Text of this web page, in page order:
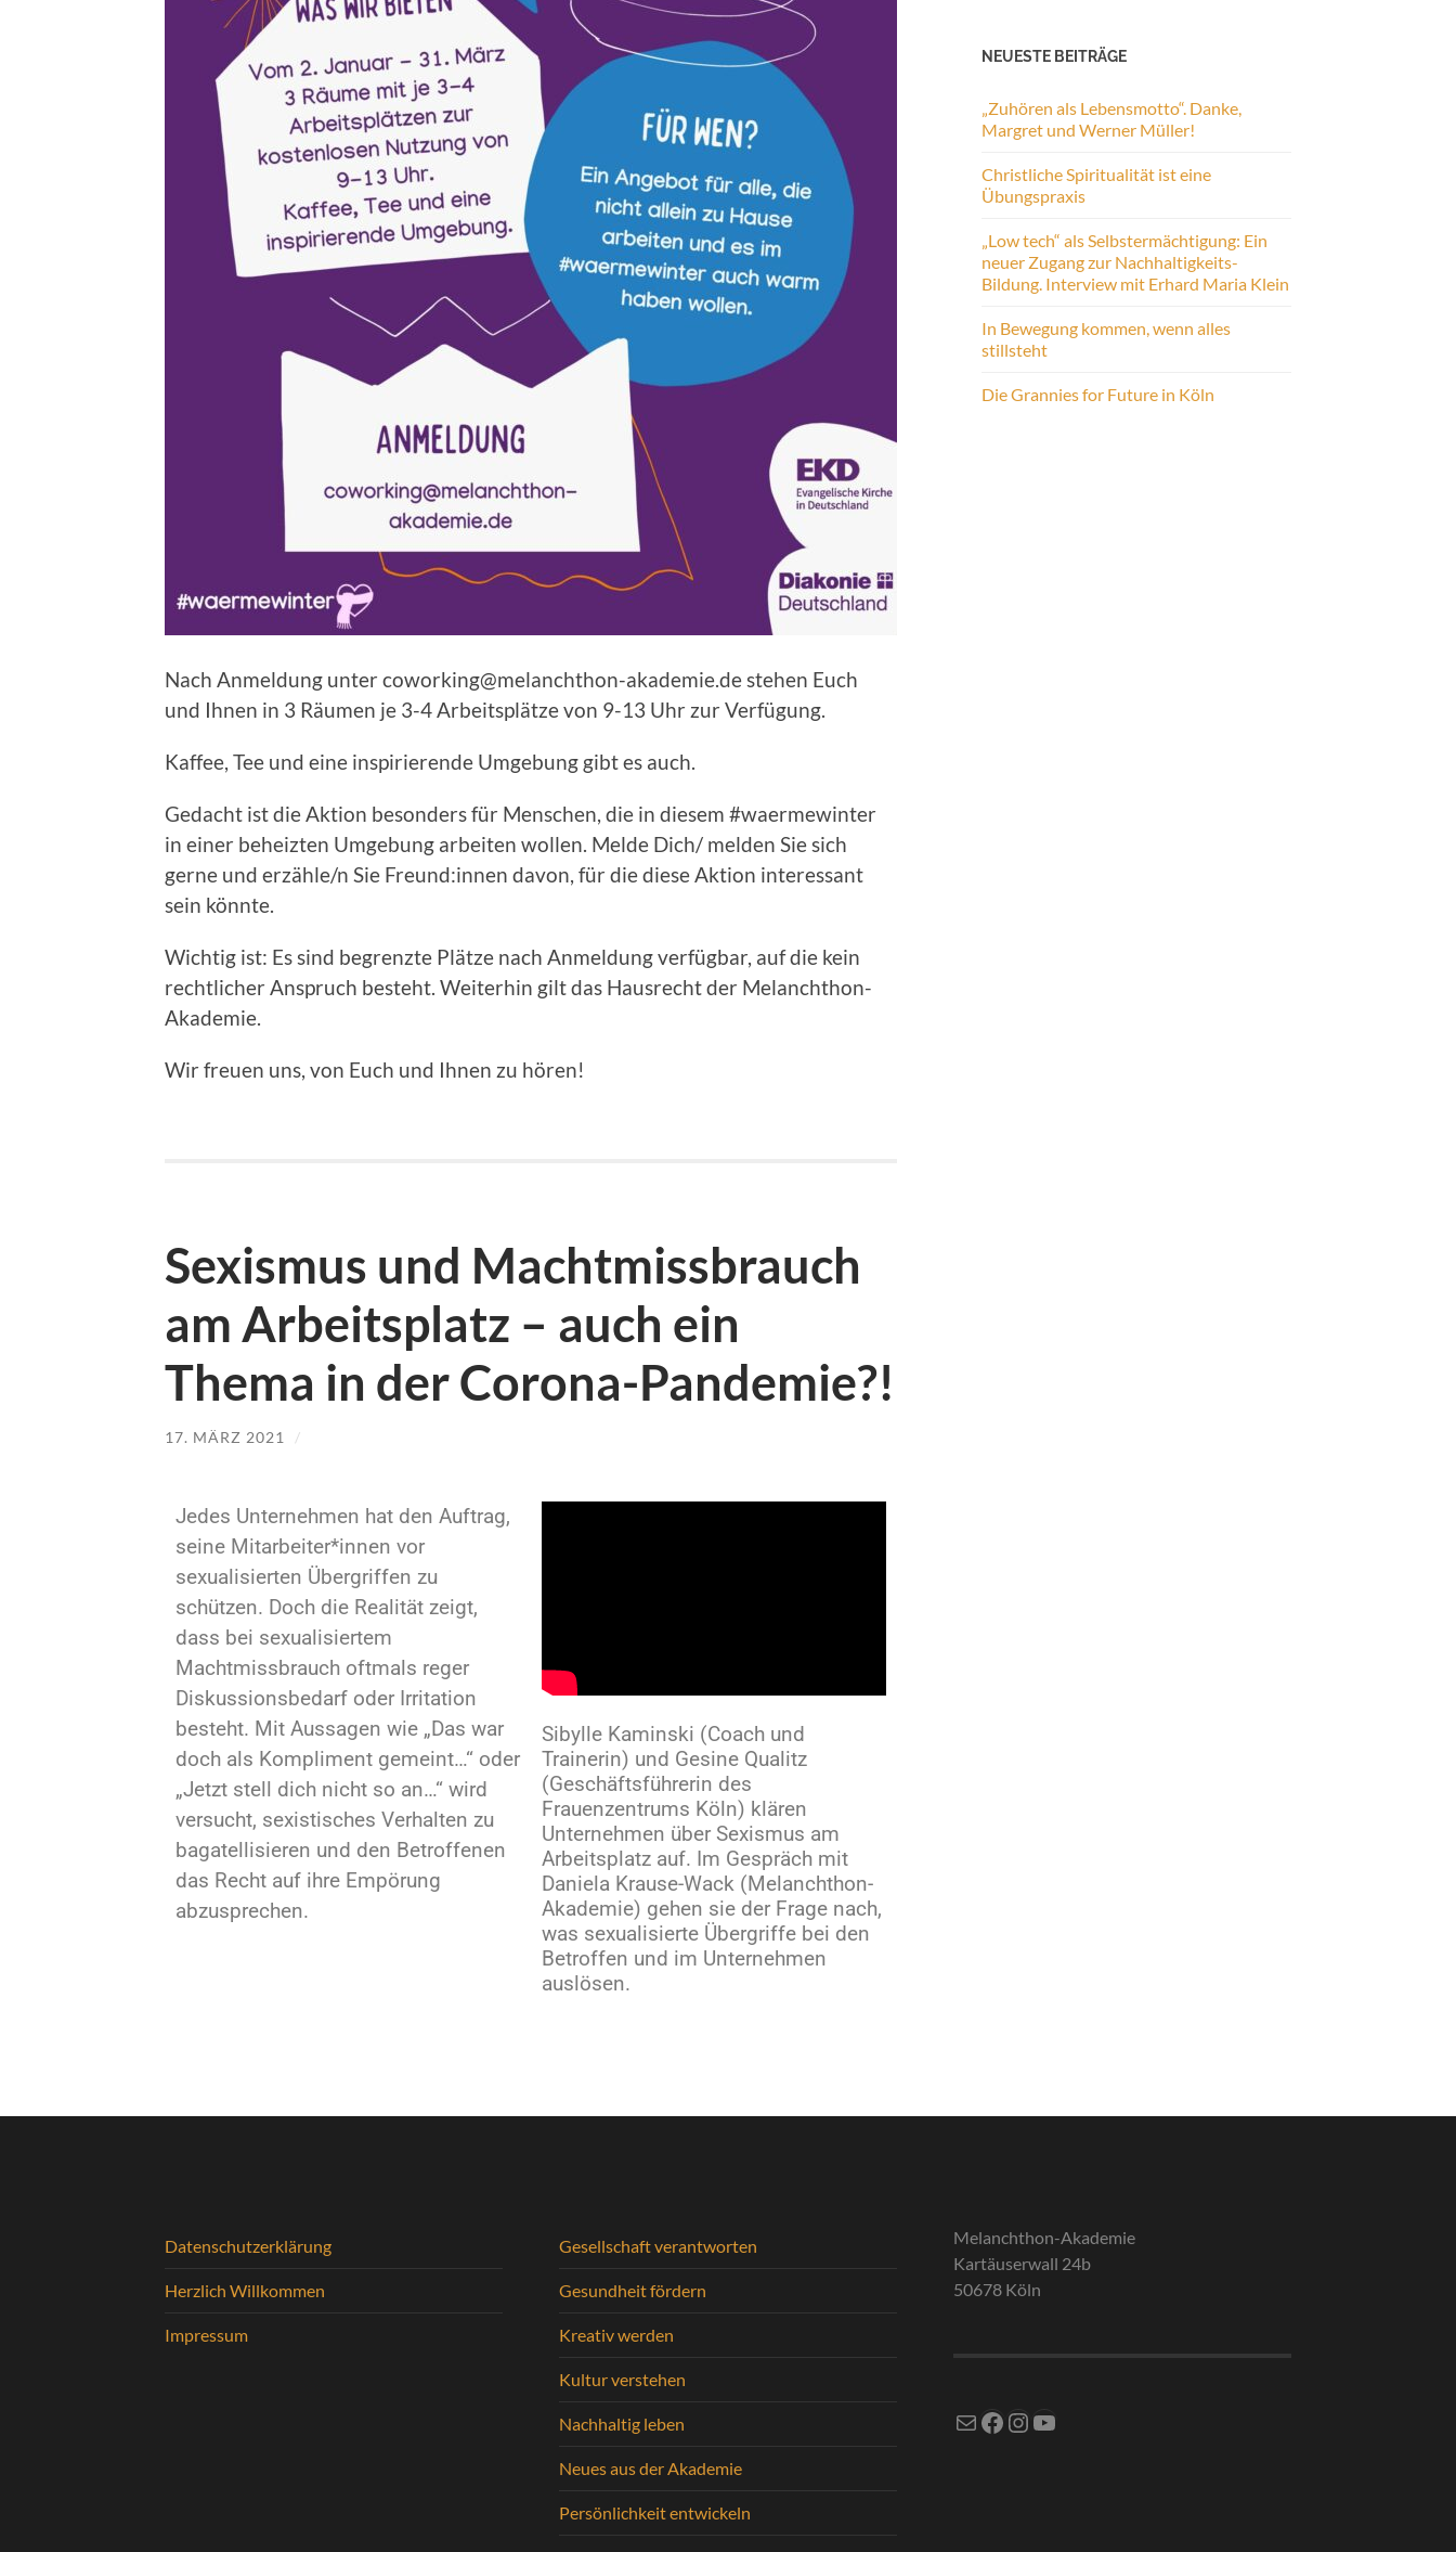
Nach Anmeldung unter coworking@melanchthon-akademie.de stehen Euch
und Ihnen in 3 Räumen je 3-4 Arbeitsplätze von 9-13 Uhr zur Verfügung.
Kaffee, Tee und eine inspirierende Umgebung gibt es auch.
Gedacht ist die Aktion besonders für Menschen, die in diesem #waermewinter
in einer beheizten Umgebung arbeiten wollen. Melde Dich/ melden Sie sich
gerne und erzähle/n Sie Freund:innen davon, für die diese Aktion interessant
sein könnte.
Wichtig ist: Es sind begrenzte Plätze nach Anmeldung verfügbar, auf die kein
rechtlicher Anspruch besteht. Weiterhin gilt das Hausrecht der Melanchthon-
Akademie.
Wir freuen uns, von Euch und Ihnen zu hören!
Sexismus und Machtmissbrauch
am Arbeitsplatz – auch ein
Thema in der Corona-Pandemie?!
17. MÄRZ 2021 /
Jedes Unternehmen hat den Auftrag,
seine Mitarbeiter*innen vor
sexualisierten Übergriffen zu
schützen. Doch die Realität zeigt,
dass bei sexualisiertem
Machtmissbrauch oftmals reger
Diskussionsbedarf oder Irritation
besteht. Mit Aussagen wie „Das war
doch als Kompliment gemeint…“ oder
„Jetzt stell dich nicht so an…“ wird
versucht, sexistisches Verhalten zu
bagatellisieren und den Betroffenen
das Recht auf ihre Empörung
abzusprechen.
Sibylle Kaminski (Coach und
Trainerin) und Gesine Qualitz
(Geschäftsführerin des
Frauenzentrums Köln) klären
Unternehmen über Sexismus am
Arbeitsplatz auf. Im Gespräch mit
Daniela Krause-Wack (Melanchthon-
Akademie) gehen sie der Frage nach,
was sexualisierte Übergriffe bei den
Betroffen und im Unternehmen
auslösen.
NEUESTE BEITRÄGE
„Zuhören als Lebensmotto“. Danke,
Margret und Werner Müller!
Christliche Spiritualität ist eine
Übungspraxis
„Low tech“ als Selbstermächtigung: Ein
neuer Zugang zur Nachhaltigkeits-
Bildung. Interview mit Erhard Maria Klein
In Bewegung kommen, wenn alles
stillsteht
Die Grannies for Future in Köln
Datenschutzerklärung
Herzlich Willkommen
Impressum
Gesellschaft verantworten
Gesundheit fördern
Kreativ werden
Kultur verstehen
Nachhaltig leben
Neues aus der Akademie
Persönlichkeit entwickeln
Melanchthon-Akademie
Kartäuserwall 24b
50678 Köln